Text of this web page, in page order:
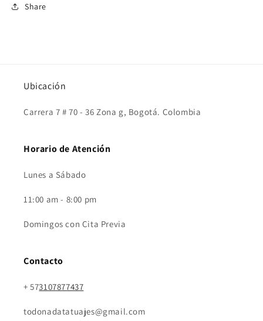
Share
Ubicación
Carrera 7 # 70 - 36 Zona g, Bogotá. Colombia
Horario de Atención
Lunes a Sábado
11:00 am - 8:00 pm
Domingos con Cita Previa
Contacto
+ 573107877437
todonadatatuajes@gmail.com